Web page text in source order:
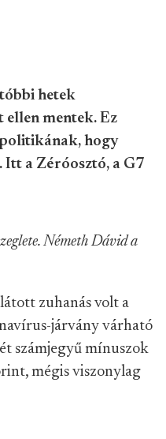
hetek
mentek. Ez
hogy
a Zéróosztó, a G7
Németh Dávid a
zuhanás volt a
járvány várható
számjegyű mínuszok
mégis viszonylag